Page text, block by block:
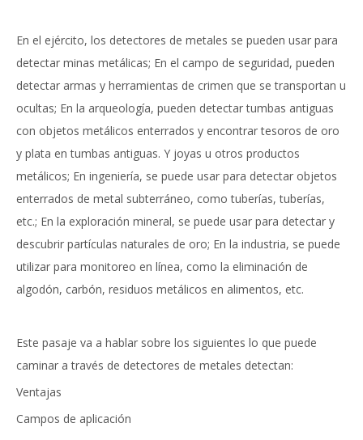
En el ejército, los detectores de metales se pueden usar para
detectar minas metálicas; En el campo de seguridad, pueden
detectar armas y herramientas de crimen que se transportan u
ocultas; En la arqueología, pueden detectar tumbas antiguas
con objetos metálicos enterrados y encontrar tesoros de oro
y plata en tumbas antiguas. Y joyas u otros productos
metálicos; En ingeniería, se puede usar para detectar objetos
enterrados de metal subterráneo, como tuberías, tuberías,
etc.; En la exploración mineral, se puede usar para detectar y
descubrir partículas naturales de oro; En la industria, se puede
utilizar para monitoreo en línea, como la eliminación de
algodón, carbón, residuos metálicos en alimentos, etc.
Este pasaje va a hablar sobre los siguientes lo que puede
caminar a través de detectores de metales detectan:
Ventajas
Campos de aplicación